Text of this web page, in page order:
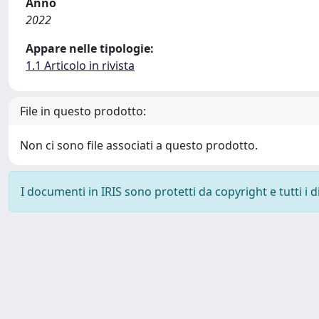
2022
Appare nelle tipologie:
1.1 Articolo in rivista
File in questo prodotto:
Non ci sono file associati a questo prodotto.
I documenti in IRIS sono protetti da copyright e tutti i